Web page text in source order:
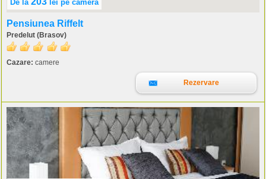
De la lei pe camera
Pensiunea Riffelt
Predelut (Brasov)
Cazare: camere
Rezervare